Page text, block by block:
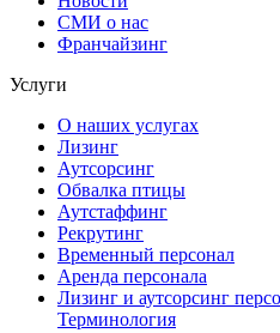
СМИ о нас
Франчайзинг
Услуги
О наших услугах
Лизинг
Аутсорсинг
Обвалка птицы
Аутстаффинг
Рекрутинг
Временный персонал
Аренда персонала
Лизинг и аутсорсинг
Терминология